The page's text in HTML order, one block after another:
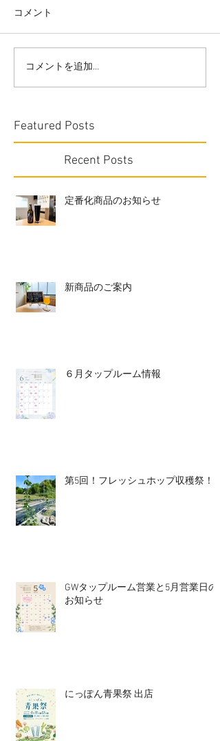
コメント
コメントを追加…
Featured Posts
Recent Posts
定番化商品のお知らせ
新商品のご案内
６月タップルーム情報
第5回！フレッシュホップ収穫祭！
GWタップルーム営業と5月営業日の
お知らせ
にっぽん青果祭 出店